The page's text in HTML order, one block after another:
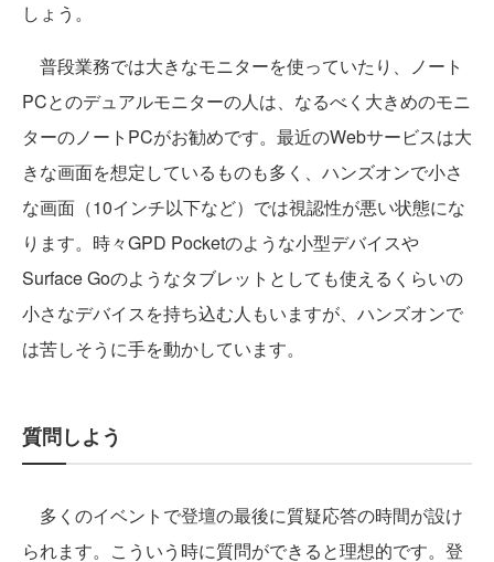
しょう。
普段業務では大きなモニターを使っていたり、ノート
PCとのデュアルモニターの人は、なるべく大きめのモニ
ターのノートPCがお勧めです。最近のWebサービスは大
きな画面を想定しているものも多く、ハンズオンで小さ
な画面（10インチ以下など）では視認性が悪い状態にな
ります。時々GPD Pocketのような小型デバイスや
Surface Goのようなタブレットとしても使えるくらいの
小さなデバイスを持ち込む人もいますが、ハンズオンで
は苦しそうに手を動かしています。
質問しよう
多くのイベントで登壇の最後に質疑応答の時間が設け
られます。こういう時に質問ができると理想的です。登